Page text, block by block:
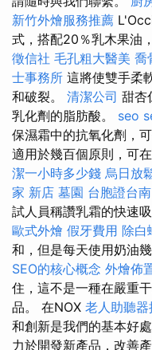
新竹外燴服務推薦
式，搭配20％乳木果油
徵信社 毛孔粗大醫美 喬
士事務所 這將使雙手柔
和破裂。 清潔公司 甜杏
乳化劑的脂肪酸。 seo
保濕霜中的抗氧化劑，
適用於幾百個原則，可
潔一小時多少錢 烏日放
家 新店 墓園 台胞證台南
試人員稱讚乳霜的快速
歐式外燴 假牙費用 除白
和，但是每天使用奶油
SEO的核心概念 外燴佈
住，這不是一種在嚴重
品。 在NOX 老人助聽器
和創新是我們的基本好處
力於開發新產品，改善